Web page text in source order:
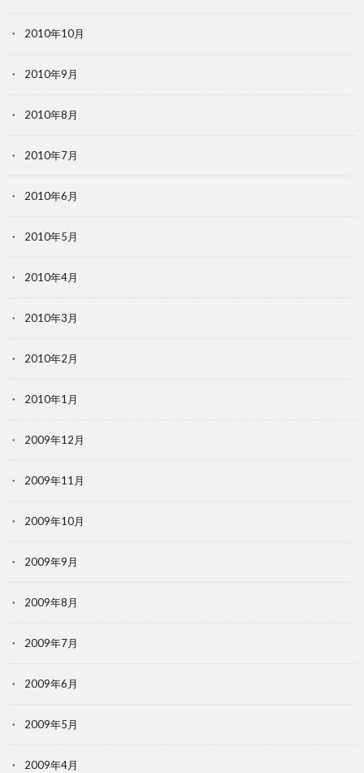
2010年10月
2010年9月
2010年8月
2010年7月
2010年6月
2010年5月
2010年4月
2010年3月
2010年2月
2010年1月
2009年12月
2009年11月
2009年10月
2009年9月
2009年8月
2009年7月
2009年6月
2009年5月
2009年4月